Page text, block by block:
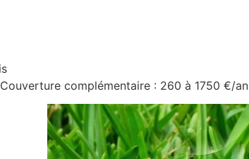
complémentaire : 260 à 1750 €/an